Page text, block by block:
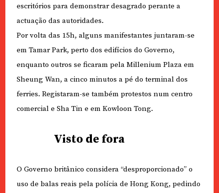
escritórios para demonstrar desagrado perante a
actuação das autoridades.
Por volta das 15h, alguns manifestantes juntaram-se
em Tamar Park, perto dos edifícios do Governo,
enquanto outros se ficaram pela Millenium Plaza em
Sheung Wan, a cinco minutos a pé do terminal dos
ferries. Registaram-se também protestos num centro
comercial e Sha Tin e em Kowloon Tong.
Visto de fora
O Governo britânico considera “desproporcionado” o
uso de balas reais pela polícia de Hong Kong, pedindo